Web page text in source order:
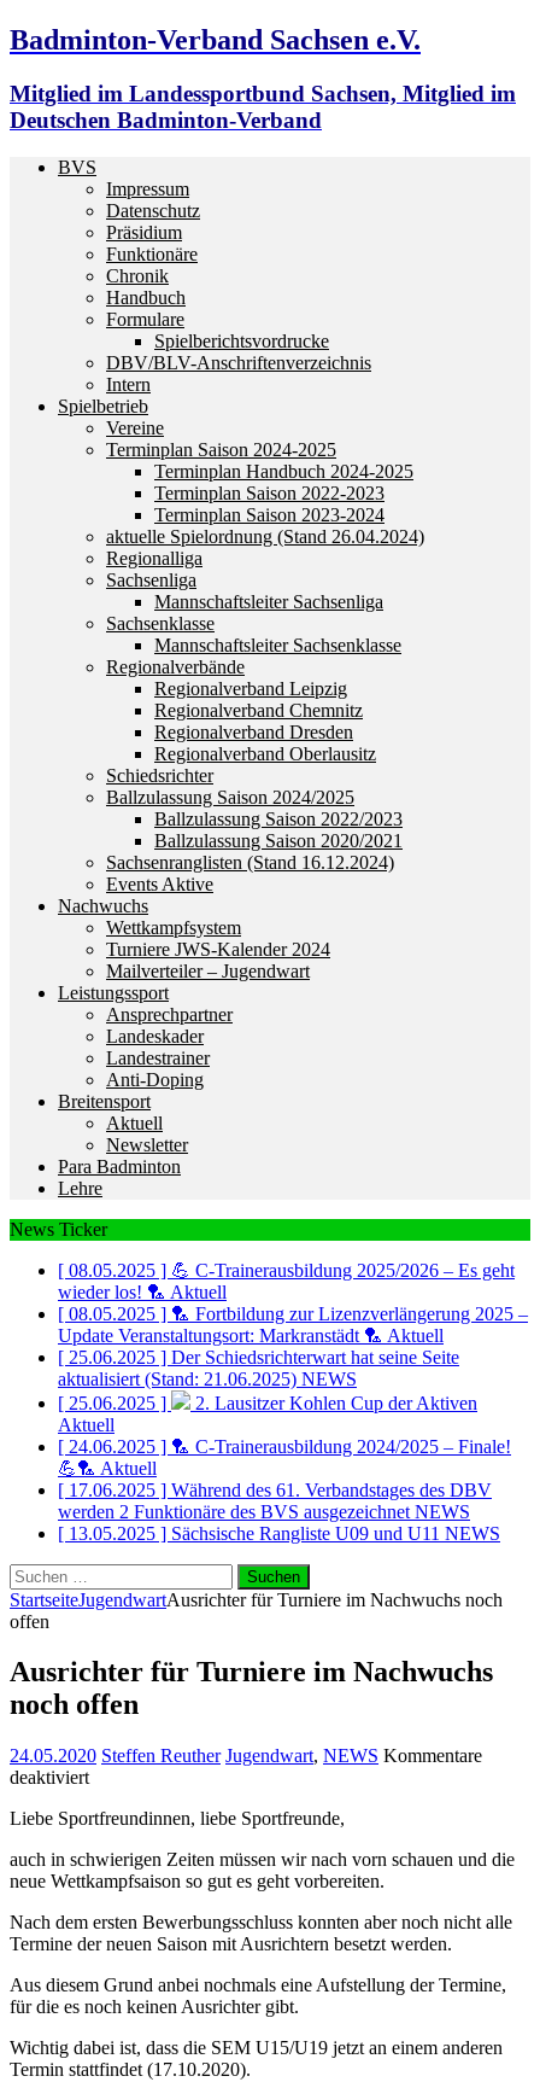
Badminton-Verband Sachsen e.V.
Mitglied im Landessportbund Sachsen, Mitglied im
Deutschen Badminton-Verband
BVS
Impressum
Datenschutz
Präsidium
Funktionäre
Chronik
Handbuch
Formulare
Spielberichtsvordrucke
DBV/BLV-Anschriftenverzeichnis
Intern
Spielbetrieb
Vereine
Terminplan Saison 2024-2025
Terminplan Handbuch 2024-2025
Terminplan Saison 2022-2023
Terminplan Saison 2023-2024
aktuelle Spielordnung (Stand 26.04.2024)
Regionalliga
Sachsenliga
Mannschaftsleiter Sachsenliga
Sachsenklasse
Mannschaftsleiter Sachsenklasse
Regionalverbände
Regionalverband Leipzig
Regionalverband Chemnitz
Regionalverband Dresden
Regionalverband Oberlausitz
Schiedsrichter
Ballzulassung Saison 2024/2025
Ballzulassung Saison 2022/2023
Ballzulassung Saison 2020/2021
Sachsenranglisten (Stand 16.12.2024)
Events Aktive
Nachwuchs
Wettkampfsystem
Turniere JWS-Kalender 2024
Mailverteiler – Jugendwart
Leistungssport
Ansprechpartner
Landeskader
Landestrainer
Anti-Doping
Breitensport
Aktuell
Newsletter
Para Badminton
Lehre
News Ticker
[ 08.05.2025 ] 💪 C-Trainerausbildung 2025/2026 – Es geht
wieder los! 🏸 Aktuell
[ 08.05.2025 ] 🏸 Fortbildung zur Lizenzverlängerung 2025 –
Update Veranstaltungsort: Markranstädt 🏸 Aktuell
[ 25.06.2025 ] Der Schiedsrichterwart hat seine Seite
aktualisiert (Stand: 21.06.2025) NEWS
[ 25.06.2025 ]
2. Lausitzer Kohlen Cup der Aktiven
Aktuell
[ 24.06.2025 ] 🏸 C-Trainerausbildung 2024/2025 – Finale!
💪🏸 Aktuell
[ 17.06.2025 ] Während des 61. Verbandstages des DBV
werden 2 Funktionäre des BVS ausgezeichnet NEWS
[ 13.05.2025 ] Sächsische Rangliste U09 und U11 NEWS
Suchen
nach:
StartseiteJugendwartAusrichter für Turniere im Nachwuchs noch
offen
Ausrichter für Turniere im Nachwuchs
noch offen
24.05.2020 Steffen Reuther Jugendwart, NEWS Kommentare
deaktiviertfür
für
im
Nachwuchs
offen
Liebe Sportfreundinnen, liebe Sportfreunde,
auch in schwierigen Zeiten müssen wir nach vorn schauen und die
neue Wettkampfsaison so gut es geht vorbereiten.
Nach dem ersten Bewerbungsschluss konnten aber noch nicht alle
Termine der neuen Saison mit Ausrichtern besetzt werden.
Aus diesem Grund anbei nochmals eine Aufstellung der Termine,
für die es noch keinen Ausrichter gibt.
Wichtig dabei ist, dass die SEM U15/U19 jetzt an einem anderen
Termin stattfindet (17.10.2020).